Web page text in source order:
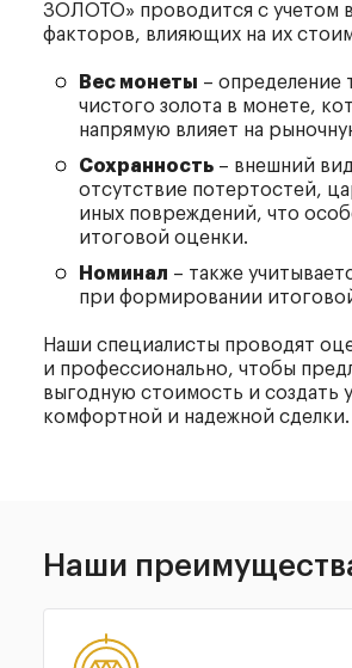
ЗОЛОТО» проводится с учетом
факторов, влияющих на их
Вес монеты – определение
чистого золота в монете,
напрямую влияет на
Сохранность – внешний
отсутствие потертостей,
иных повреждений, что
итоговой оценки.
Номинал – также
при формировании
Наши специалисты проводят
и профессионально, чтобы
выгодную стоимость и создать
комфортной и надежной сделки.
Наши